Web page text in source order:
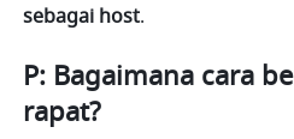
sebagai host.
P: Bagaimana cara
rapat?